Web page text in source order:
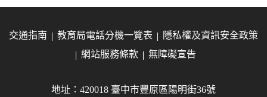
交通指南 教育局電話分機一覽表
隱私權及資訊安全政策
網站服務條款
無障礙宣告
地址：420018 臺中市豐原區陽明街36號